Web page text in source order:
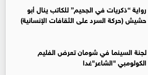
رواية “ذكريات في الجحيم” للكاتب ينال أبو
حشيش (حركة السرد على الثقافات الإنسانية)
لجنة السينما في شومان تعرض الفليم
الكولومبي "الشاعر"غدا